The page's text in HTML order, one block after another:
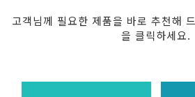
고객님께 필요한 제품을 바로 추천해
을 클릭하세요.